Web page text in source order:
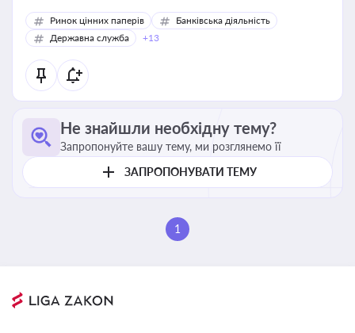
Ринок цінних паперів
Банківська діяльність
Державна служба
+13
Не знайшли необхідну тему?
Запропонуйте вашу тему, ми розглянемо її
ЗАПРОПОНУВАТИ ТЕМУ
1